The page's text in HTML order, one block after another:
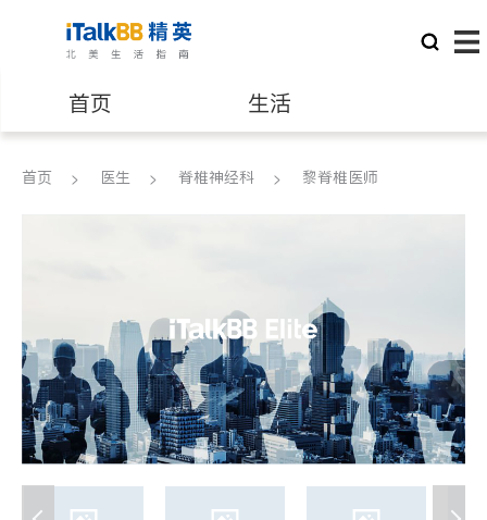
首页 生活
医生 律师
养老 非盈利组织
首页 医生 脊椎神经科 黎脊椎医师